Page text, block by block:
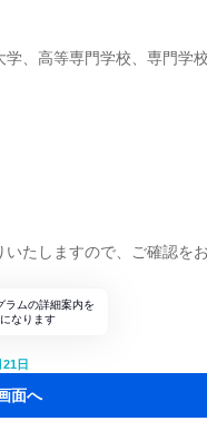
、高等専門学校、専門学校
たしますので、ご確認を
ラムの詳細案内を
なります
日
面へ